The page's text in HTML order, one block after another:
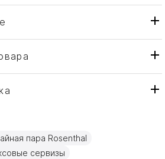
Чашка
Фарфор, Золото
пара Rosenthal
сервизы